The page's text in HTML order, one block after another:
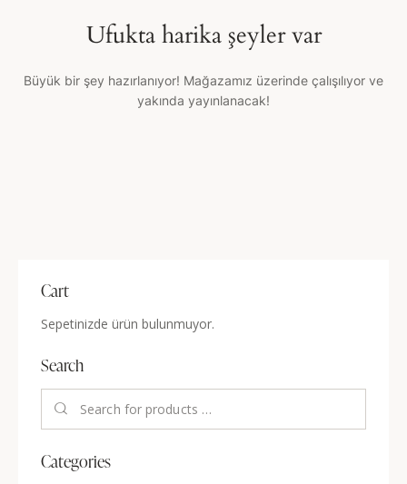
Ufukta harika şeyler var
Büyük bir şey hazırlanıyor! Mağazamız üzerinde çalışılıyor ve
yakında yayınlanacak!
Cart
Sepetinizde ürün bulunmuyor.
Search
Categories